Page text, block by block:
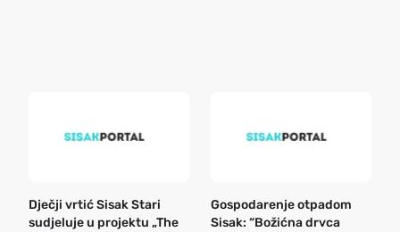
Dječji vrtić Sisak Stari
sudjeluje u projektu „The
Gospodarenje otpadom
Sisak: “Božićna drvca